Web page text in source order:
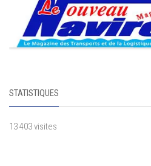
STATISTIQUES
13 403 visites